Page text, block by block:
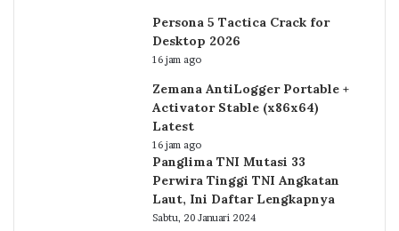
Persona 5 Tactica Crack for
Desktop 2026
16 jam ago
Zemana AntiLogger Portable +
Activator Stable (x86x64)
Latest
16 jam ago
Panglima TNI Mutasi 33
Perwira Tinggi TNI Angkatan
Laut, Ini Daftar Lengkapnya
Sabtu, 20 Januari 2024